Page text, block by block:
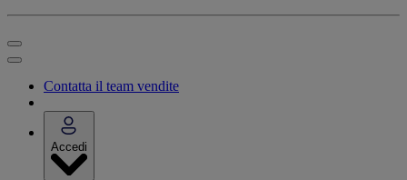
Contatta il team vendite
Accedi